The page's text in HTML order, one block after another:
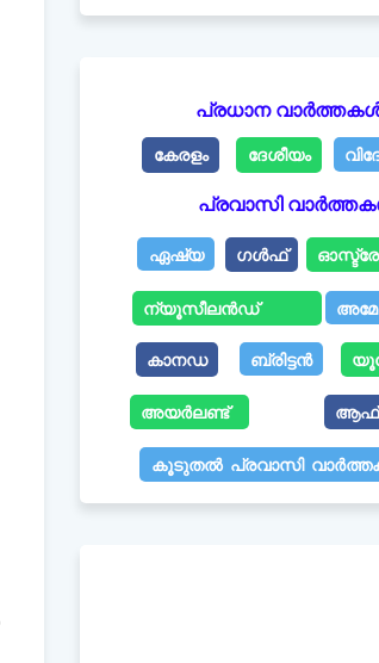
പ്രധാന
കേരളം ദേശീയം
പ്രവാസി
ഏഷ്യ ഗൾഫ്
ന്യൂസീലൻഡ്
കാനഡ ബ്രിട്ടൻ
അയർലണ്ട്
കൂടുതൽ പ്രവാസി